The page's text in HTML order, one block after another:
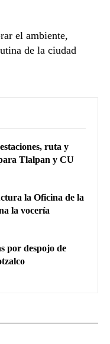
el ambiente,
de la ciudad
ruta y
Tlalpan y CU
la Oficina de la
la vocería
por despojo de